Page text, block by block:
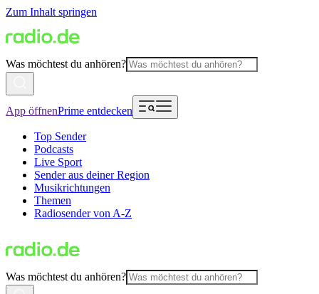
Zum Inhalt springen
Was möchtest du anhören?
App öffnenPrime entdecken
Top Sender
Podcasts
Live Sport
Sender aus deiner Region
Musikrichtungen
Themen
Radiosender von A-Z
Was möchtest du anhören?